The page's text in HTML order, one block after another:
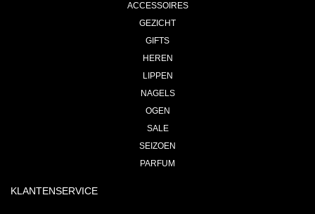
ACCESSOIRES
GEZICHT
GIFTS
HEREN
LIPPEN
NAGELS
OGEN
SALE
SEIZOEN
PARFUM
KLANTENSERVICE